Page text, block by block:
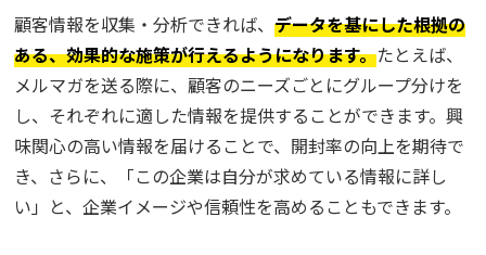
顧客情報を収集・分析できれば、データを基にした根拠の
ある、効果的な施策が行えるようになります。たとえば、
メルマガを送る際に、顧客のニーズごとにグループ分けを
し、それぞれに適した情報を提供することができます。興
味関心の高い情報を届けることで、開封率の向上を期待で
き、さらに、「この企業は自分が求めている情報に詳し
い」と、企業イメージや信頼性を高めることもできます。